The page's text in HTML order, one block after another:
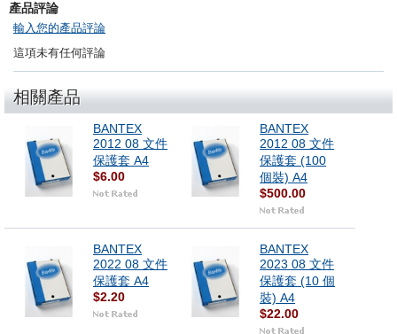
產品評論
輸入您的產品評論
這項未有任何評論
相關產品
BANTEX
2012 08 文件
保護套 A4
$6.00
BANTEX
2012 08 文件
保護套 (100
個裝) A4
$500.00
BANTEX
2022 08 文件
保護套 A4
$2.20
BANTEX
2023 08 文件
保護套 (10 個
裝) A4
$22.00